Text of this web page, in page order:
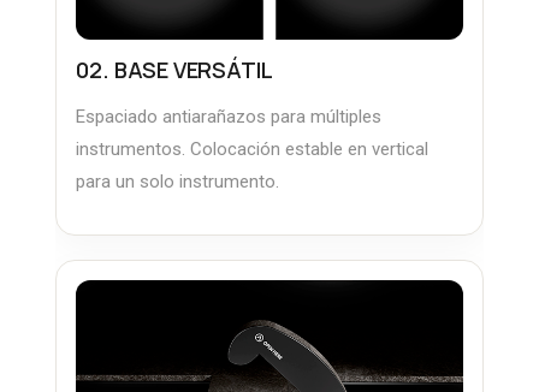
02. BASE VERSÁTIL
Espaciado antiarañazos para múltiples
instrumentos. Colocación estable en vertical
para un solo instrumento.